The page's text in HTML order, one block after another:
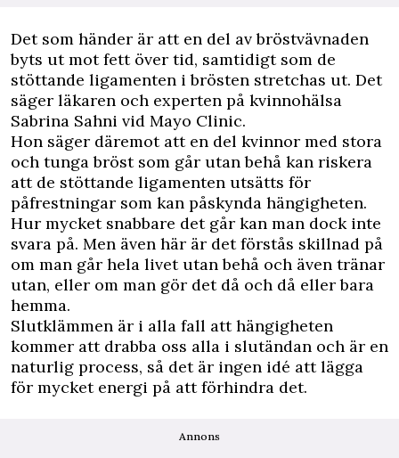
Det som händer är att en del av bröstvävnaden
byts ut mot fett över tid, samtidigt som de
stöttande ligamenten i brösten stretchas ut. Det
säger läkaren och experten på kvinnohälsa
Sabrina Sahni vid Mayo Clinic.
Hon säger däremot att en del kvinnor med stora
och tunga bröst som går utan behå kan riskera
att de stöttande ligamenten utsätts för
påfrestningar som kan påskynda hängigheten.
Hur mycket snabbare det går kan man dock inte
svara på. Men även här är det förstås skillnad på
om man går hela livet utan behå och även tränar
utan, eller om man gör det då och då eller bara
hemma.
Slutklämmen är i alla fall att hängigheten
kommer att drabba oss alla i slutändan och är en
naturlig process, så det är ingen idé att lägga
för mycket energi på att förhindra det.
Annons